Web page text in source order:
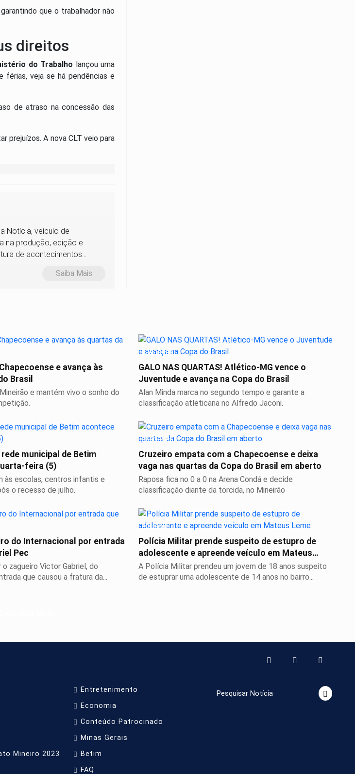
que o trabalhador não
direitos
do Trabalho lançou uma
férias, veja se há pendências e
de atraso na concessão das
prejuízos. A nova CLT veio para
Notícia, veículo de
na produção, edição e
de acontecimentos
Saiba Mais
e avança às
Brasil
e mantém vivo o sonho do
ESPORTES
GALO NAS QUARTAS! Atlético-MG vence o
Juventude e avança na Copa do Brasil
Alan Minda marca no segundo tempo e garante a
classificação atleticana no Alfredo Jaconi.
municipal de Betim
feira (5)
às escolas, centros infantis e
o recesso de julho.
ESPORTES
Cruzeiro empata com a Chapecoense e deixa
vaga nas quartas da Copa do Brasil em aberto
Raposa fica no 0 a 0 na Arena Condá e decide
classificação diante da torcida, no Mineirão
do Internacional por entrada
Pec
o zagueiro Victor Gabriel, do
que causou a fratura da...
POLICIAL
Polícia Militar prende suspeito de estupro de
adolescente e apreende veículo em Mateus
Leme
A Polícia Militar prendeu um jovem de 18 anos suspeito
de estuprar uma adolescente de 14 anos no bairro...
Entretenimento
Economia
Conteúdo Patrocinado
Minas Gerais
Mineiro 2023
Betim
FAQ
Pesquisar Notícia